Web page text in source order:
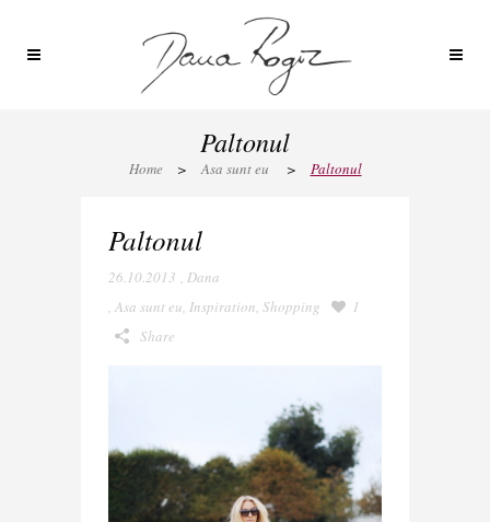
Paltonul
Home > Asa sunt eu > Paltonul
Paltonul
26.10.2013 , Dana
, Asa sunt eu, Inspiration, Shopping
1
Share